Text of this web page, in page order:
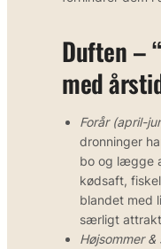
Duften –
med
Forår (april-
dronninger
bo og lægge
kødsaft,
blandet med
særligt
Højsommer